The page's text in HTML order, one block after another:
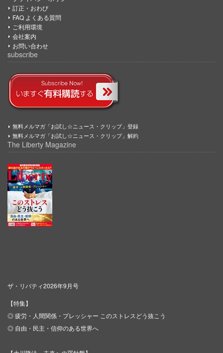
訂正・おわび
FAQ よくある質問
ご利用環境
会社案内
お問い合わせ
subscribe
無料メルマガ「お試し☆ニュース・クリップ」登録
無料メルマガ「お試し☆ニュース・クリップ」解約
The Liberty Magazine
ザ・リバティ2026年9月号
【特集】
◎ 疲労・人間関係・プレッシャー このストレスどう抜こう
◎ 自由・民主・信仰のある世界へ